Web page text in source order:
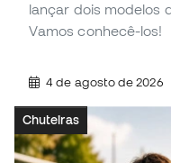
lançar dois modelos
Vamos conhecê-los!
4 de agosto de 2026
Chuteiras